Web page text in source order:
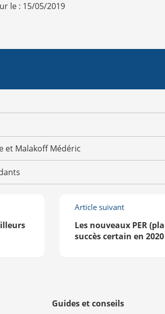
le : 15/05/2019
et Malakoff Médéric
Article suivant
Les nouveaux PER
succès certain en 2020
Guides et conseils